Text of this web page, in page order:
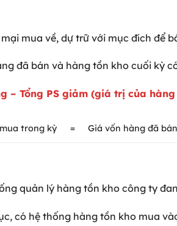
mua về, dự trữ với mục đích để
đã bán và hàng tồn kho cuối kỳ
– Tổng PS giảm (giá trị của
trong kỳ = Giá vốn hàng đã bán
quản lý hàng tồn kho công ty
có hệ thống hàng tồn kho mua